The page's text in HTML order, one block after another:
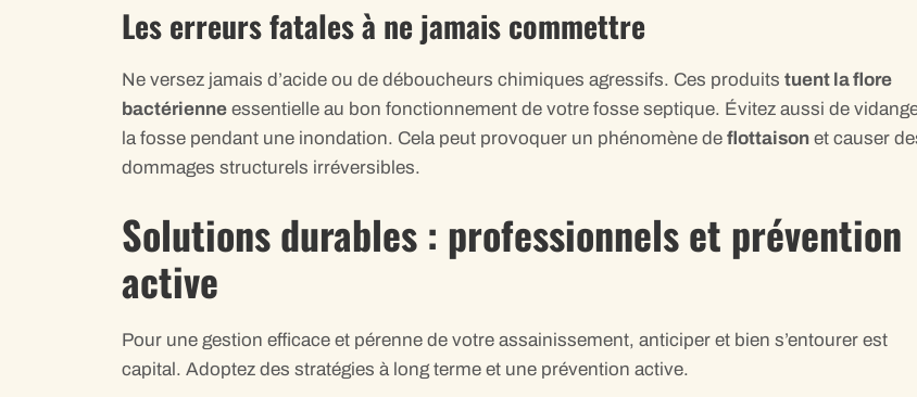
Les erreurs fatales à ne jamais commettre
Ne versez jamais d’acide ou de déboucheurs chimiques agressifs. Ces produits tuent la flore
bactérienne essentielle au bon fonctionnement de votre fosse septique. Évitez aussi de
la fosse pendant une inondation. Cela peut provoquer un phénomène de flottaison et causer
dommages structurels irréversibles.
Solutions durables : professionnels et prévention
active
Pour une gestion efficace et pérenne de votre assainissement, anticiper et bien s’entourer est
capital. Adoptez des stratégies à long terme et une prévention active.